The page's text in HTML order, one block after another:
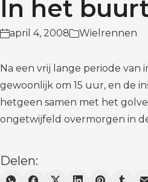
In het
april 4, 2008 Wielrennen
Na een vrij lange periode van
gewoonlijk om 15 uur, en de
hetgeen samen met het
ongetwijfeld overmorgen in
Delen: